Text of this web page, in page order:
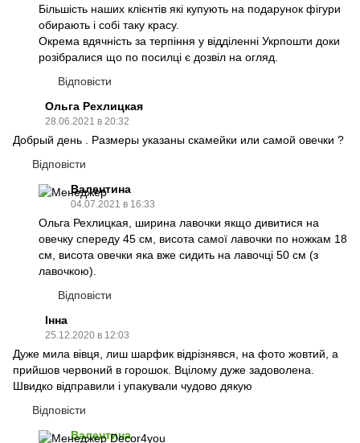
Більшість наших клієнтів які купують на подарунок фігури
обирають і собі таку красу.
Окрема вдячність за терпіння у відділенні Укрпошти доки
розібралися що по посилці є дозвіл на огляд.
Відповісти
Ольга Рехлицкая
28.06.2021 в 20:32
Добрый день . Размеры указаны скамейки или самой овечки ?
Відповісти
Валентина
04.07.2021 в 16:33
Ольга Рехлицкая, ширина лавочки якщо дивитися на
овечку спереду 45 см, висота самої лавочки по ножкам 18
см, висота овечки яка вже сидить на лавочці 50 см (з
лавочкою).
Відповісти
Інна
25.12.2020 в 12:03
Дуже мила вівця, лиш шарфик відрізнявся, на фото жовтий, а
прийшов червоний в горошок. Вцілому дуже задоволена.
Швидко відправили і упакували чудово дякую
Відповісти
Валентина